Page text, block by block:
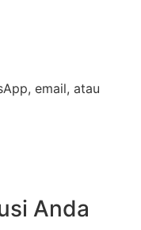
email, atau
Anda